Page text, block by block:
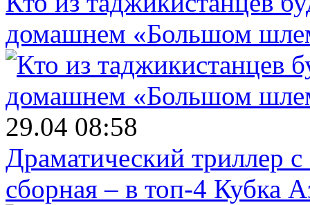
домашнем «Большом
29.04 08:58
Драматический триллер
сборная – в топ-4 Кубка